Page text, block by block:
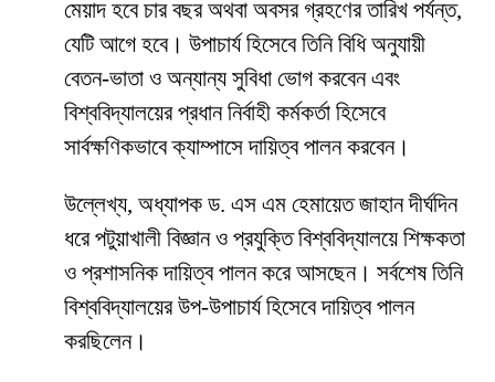
মেয়াদ হবে চার বছর অথবা অবসর গ্রহণের তারিখ পর্যন্ত,
যেটি আগে হবে। উপাচার্য হিসেবে তিনি বিধি অনুযায়ী
বেতন-ভাতা ও অন্যান্য সুবিধা ভোগ করবেন এবং
বিশ্ববিদ্যালয়ের প্রধান নির্বাহী কর্মকর্তা হিসেবে
সার্বক্ষণিকভাবে ক্যাম্পাসে দায়িত্ব পালন করবেন।
উল্লেখ্য, অধ্যাপক ড. এস এম হেমায়েত জাহান দীর্ঘদিন
ধরে পটুয়াখালী বিজ্ঞান ও প্রযুক্তি বিশ্ববিদ্যালয়ে শিক্ষকতা
ও প্রশাসনিক দায়িত্ব পালন করে আসছেন। সর্বশেষ তিনি
বিশ্ববিদ্যালয়ের উপ-উপাচার্য হিসেবে দায়িত্ব পালন
করছিলেন।